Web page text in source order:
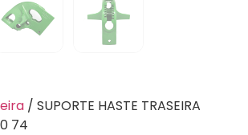
/ SUPORTE HASTE TRASEIRA
74